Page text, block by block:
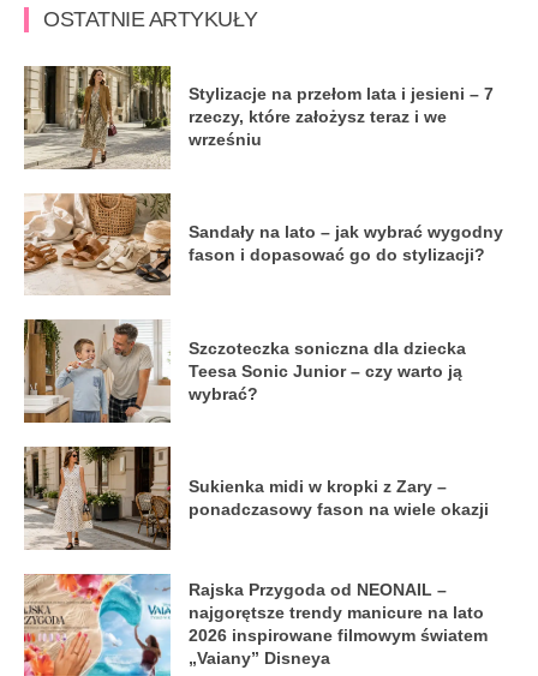
OSTATNIE ARTYKUŁY
Stylizacje na przełom lata i jesieni – 7
rzeczy, które założysz teraz i we
wrześniu
Sandały na lato – jak wybrać wygodny
fason i dopasować go do stylizacji?
Szczoteczka soniczna dla dziecka
Teesa Sonic Junior – czy warto ją
wybrać?
Sukienka midi w kropki z Zary –
ponadczasowy fason na wiele okazji
Rajska Przygoda od NEONAIL –
najgorętsze trendy manicure na lato
2026 inspirowane filmowym światem
„Vaiany” Disneya